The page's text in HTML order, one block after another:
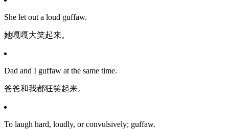
She let out a loud guffaw.
她嘎嘎大笑起来。
Dad and I guffaw at the same time.
爸爸和我都狂笑起来。
To laugh hard, loudly, or convulsively; guffaw.